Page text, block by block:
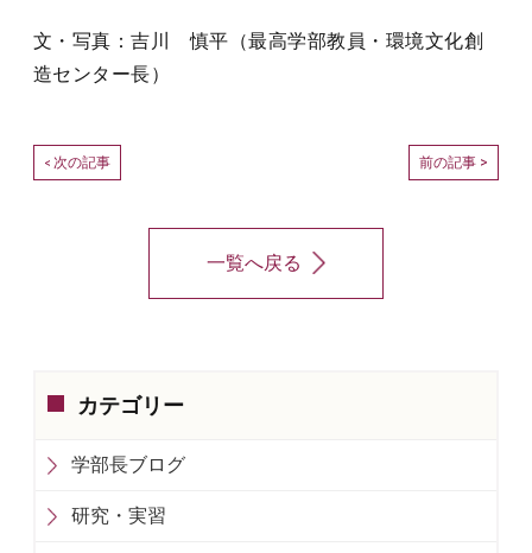
文・写真：吉川 慎平（最高学部教員・環境文化創
造センター長）
< 次の記事 前の記事 >
一覧へ戻る
カテゴリー
学部長ブログ
研究・実習